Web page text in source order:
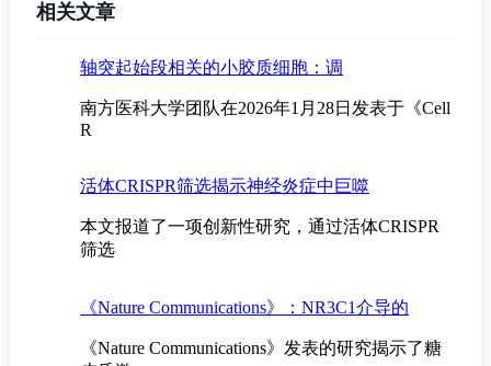
相关文章
轴突起始段相关的小胶质细胞：调
南方医科大学团队在2026年1月28日发表于《Cell
R
活体CRISPR筛选揭示神经炎症中巨噬
本文报道了一项创新性研究，通过活体CRISPR
筛选
《Nature Communications》：NR3C1介导的
《Nature Communications》发表的研究揭示了糖